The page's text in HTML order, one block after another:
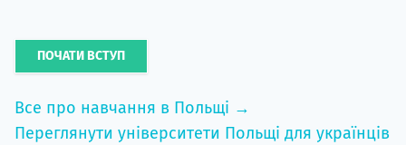
ПОЧАТИ ВСТУП
Все про навчання в Польщі →
Переглянути університети Польщі для українців